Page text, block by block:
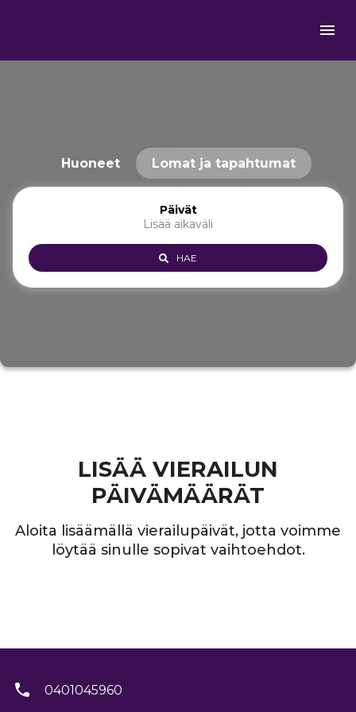
Huoneet Lomat ja tapahtumat
Päivät
Lisää aikaväli
HAE
LISÄÄ VIERAILUN
PÄIVÄMÄÄRÄT
Aloita lisäämällä vierailupäivät, jotta voimme
löytää sinulle sopivat vaihtoehdot.
0401045960